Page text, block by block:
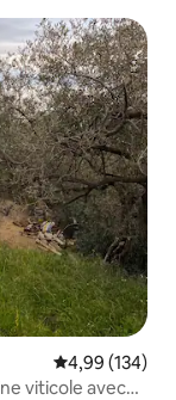
Évaluation
4,99 (134)
viticole avec